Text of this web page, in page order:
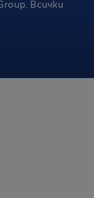
Всички